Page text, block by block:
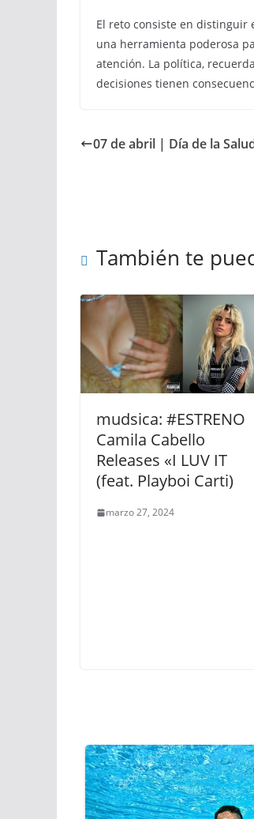
El reto consiste en distinguir
una herramienta poderosa
atención. La política,
decisiones tienen
07 de abril | Día de la
También te
mudsica: #ESTRENO
Camila Cabello
Releases «I LUV IT
(feat. Playboi Carti)
marzo 27, 2024